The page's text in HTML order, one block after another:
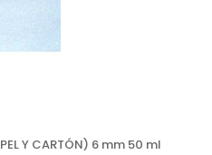
Y CARTÓN) 6 mm 50 ml